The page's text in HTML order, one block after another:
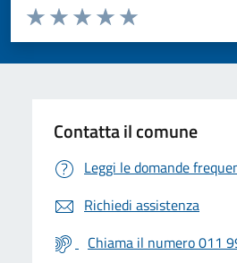
Valuta da 1 a 5 stelle la pagina
Valuta 5 stelle su 5
Valuta 4 stelle su 5
Valuta 3 stelle su 5
Valuta 2 stelle su 5
Valuta 1 stelle su 5
Contatta il comune
Leggi le domande
Richiedi assistenza
Chiama il numero 011